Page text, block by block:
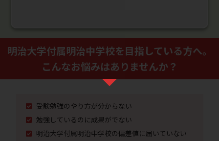
明治大学付属明治中学校を⽬指している⽅へ。
こんなお悩みはありませんか？
受験勉強のやり⽅が分からない
勉強しているのに成果がでない
明治大学付属明治中学校の偏差値に届いていない